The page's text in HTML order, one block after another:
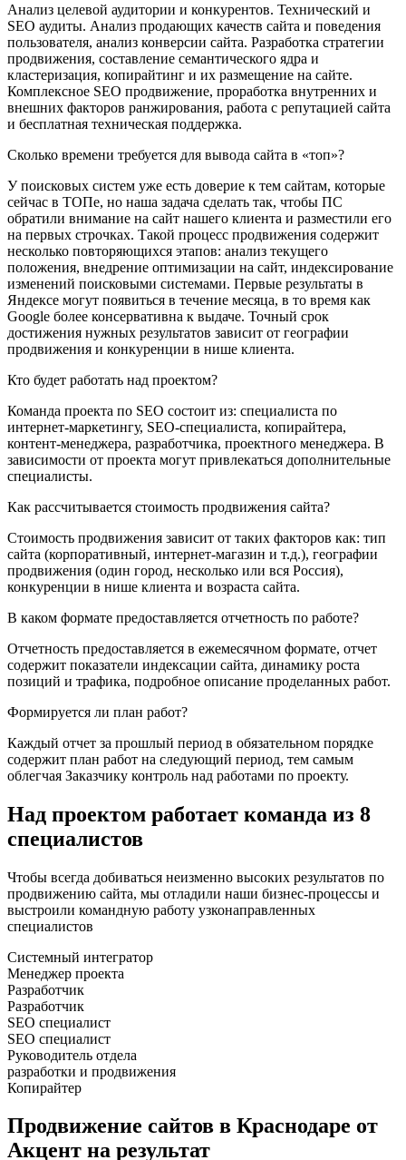
Анализ целевой аудитории и конкурентов. Технический и
SEO аудиты. Анализ продающих качеств сайта и поведения
пользователя, анализ конверсии сайта. Разработка стратегии
продвижения, составление семантического ядра и
кластеризация, копирайтинг и их размещение на сайте.
Комплексное SEO продвижение, проработка внутренних и
внешних факторов ранжирования, работа с репутацией сайта
и бесплатная техническая поддержка.
Сколько времени требуется для вывода сайта в «топ»?
У поисковых систем уже есть доверие к тем сайтам, которые
сейчас в ТОПе, но наша задача сделать так, чтобы ПС
обратили внимание на сайт нашего клиента и разместили его
на первых строчках. Такой процесс продвижения содержит
несколько повторяющихся этапов: анализ текущего
положения, внедрение оптимизации на сайт, индексирование
изменений поисковыми системами. Первые результаты в
Яндексе могут появиться в течение месяца, в то время как
Google более консервативна к выдаче. Точный срок
достижения нужных результатов зависит от географии
продвижения и конкуренции в нише клиента.
Кто будет работать над проектом?
Команда проекта по SEO состоит из: специалиста по
интернет-маркетингу, SEO-специалиста, копирайтера,
контент-менеджера, разработчика, проектного менеджера. В
зависимости от проекта могут привлекаться дополнительные
специалисты.
Как рассчитывается стоимость продвижения сайта?
Стоимость продвижения зависит от таких факторов как: тип
сайта (корпоративный, интернет-магазин и т.д.), географии
продвижения (один город, несколько или вся Россия),
конкуренции в нише клиента и возраста сайта.
В каком формате предоставляется отчетность по работе?
Отчетность предоставляется в ежемесячном формате, отчет
содержит показатели индексации сайта, динамику роста
позиций и трафика, подробное описание проделанных работ.
Формируется ли план работ?
Каждый отчет за прошлый период в обязательном порядке
содержит план работ на следующий период, тем самым
облегчая Заказчику контроль над работами по проекту.
Над проектом работает команда из 8
специалистов
Чтобы всегда добиваться неизменно высоких результатов по
продвижению сайта, мы отладили наши бизнес-процессы и
выстроили командную работу узконаправленных
специалистов
Системный интегратор
Менеджер проекта
Разработчик
Разработчик
SEO специалист
SEO специалист
Руководитель отдела
разработки и продвижения
Копирайтер
Продвижение сайтов в Краснодаре от
Акцент на результат